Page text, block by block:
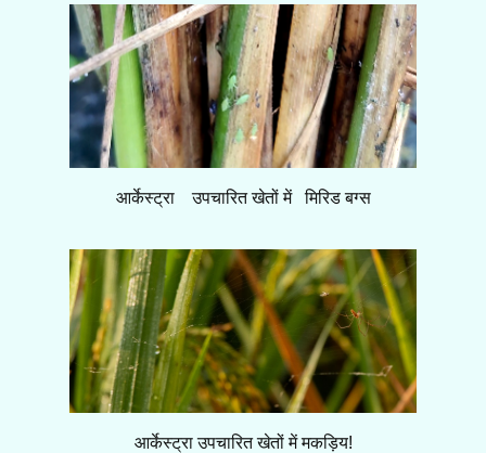
आर्केस्ट्रा उपचारित खेतों में मिरिड बग्स
आर्केस्ट्रा उपचारित खेतों में मकड़िय!